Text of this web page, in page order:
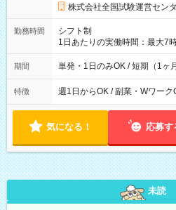
円の場合あり ・国家試験
円（役割手当＋100円）×6時間＝
間】試用期間なし
株式会社全国試験運営セン
勤務時間
シフト制
1日あたりの実働時間：最大7
間は 試験により異なります
期間 単発・1日のみOK / 短期（1ヶ
特徴 週1日からOK / 副業・Wワー
気になる！ 応募す
未読